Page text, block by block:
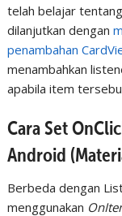
telah belajar tentang
dilanjutkan dengan
penambahan
menambahkan
apabila item
Cara Set
Android
Berbeda dengan
menggunakan